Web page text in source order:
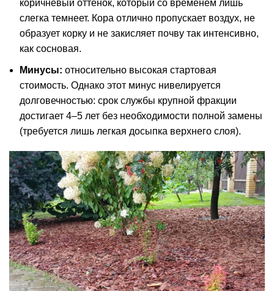
коричневый оттенок, который со временем лишь
слегка темнеет. Кора отлично пропускает воздух, не
образует корку и не закисляет почву так интенсивно,
как сосновая.
Минусы: относительно высокая стартовая
стоимость. Однако этот минус нивелируется
долговечностью: срок службы крупной фракции
достигает 4–5 лет без необходимости полной замены
(требуется лишь легкая досыпка верхнего слоя).